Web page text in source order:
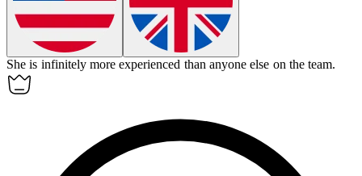
She is infinitely more experienced than anyone else on the team.